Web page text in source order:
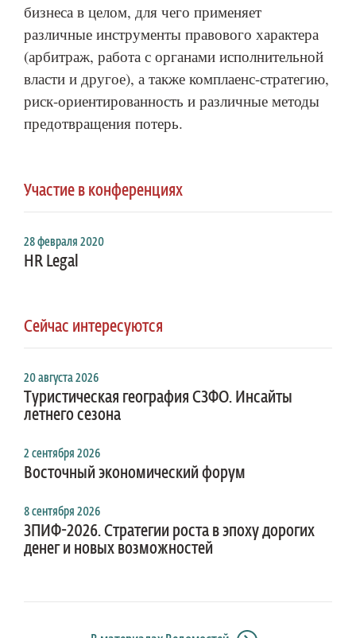
бизнеса в целом, для чего применяет
различные инструменты правового характера
(арбитраж, работа с органами исполнительной
власти и другое), а также комплаенс-стратегию,
риск-ориентированность и различные методы
предотвращения потерь.
Участие в конференциях
28 февраля 2020
HR Legal
Сейчас интересуются
20 августа 2026
Туристическая география СЗФО. Инсайты
летнего сезона
2 сентября 2026
Восточный экономический форум
8 сентября 2026
ЗПИФ-2026. Стратегии роста в эпоху дорогих
денег и новых возможностей